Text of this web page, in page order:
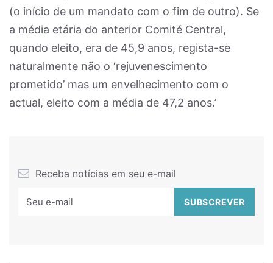
(o início de um mandato com o fim de outro). Se
a média etária do anterior Comité Central,
quando eleito, era de 45,9 anos, regista-se
naturalmente não o ‘rejuvenescimento
prometido’ mas um envelhecimento com o
actual, eleito com a média de 47,2 anos.’
Receba notícias em seu e-mail